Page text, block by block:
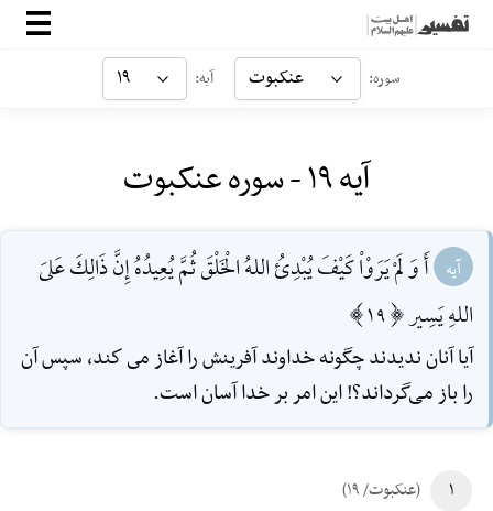
صفحه‌اصلی
ارتباط با ما
سوره: عنکبوت آیه: ۱۹
آیه ۱۹ - سوره عنکبوت
آیه أَ وَ لَمْ يَرَوْاْ كَيْفَ يُبْدِئُ اللهُ‌ الْخَلْقَ ثُمَّ يُعِيدُهُ إِنَّ ذَالِكَ عَلىَ
اللهِ‌ يَسِير [19]
آيا آنان نديدند چگونه خداوند آفرينش را آغاز مى كند، سپس آن
را باز می‌گرداند؟! اين امر بر خدا آسان است.
۱ (عنکبوت/ ۱۹)